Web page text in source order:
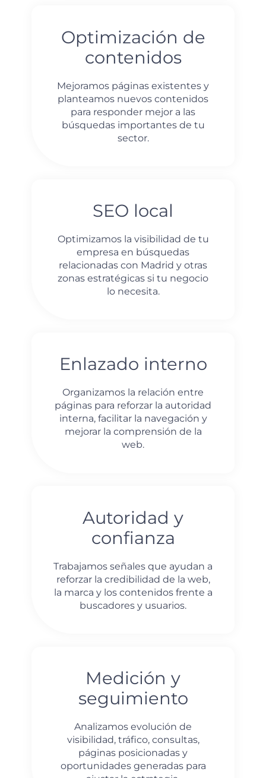
Optimización de
contenidos
Mejoramos páginas existentes y
planteamos nuevos contenidos
para responder mejor a las
búsquedas importantes de tu
sector.
SEO local
Optimizamos la visibilidad de tu
empresa en búsquedas
relacionadas con Madrid y otras
zonas estratégicas si tu negocio
lo necesita.
Enlazado interno
Organizamos la relación entre
páginas para reforzar la autoridad
interna, facilitar la navegación y
mejorar la comprensión de la
web.
Autoridad y
confianza
Trabajamos señales que ayudan a
reforzar la credibilidad de la web,
la marca y los contenidos frente a
buscadores y usuarios.
Medición y
seguimiento
Analizamos evolución de
visibilidad, tráfico, consultas,
páginas posicionadas y
oportunidades generadas para